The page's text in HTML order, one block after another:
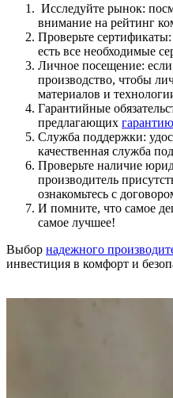
Исследуйте рынок:
внимание на рейтинг
Проверьте
есть все необходимые
Личное посещение:
производство, чтобы
материалов и
Гарантийные
предлагающих гарантию
Служба поддержки:
качественная служба
Проверьте наличие
производитель
ознакомьтесь с
И помните, что самое
самое лучшее!
Выбор надежного
инвестиция в комфорт и